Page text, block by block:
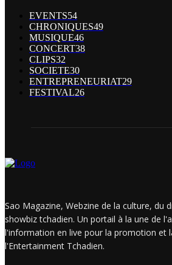
EVENTS54
CHRONIQUES49
MUSIQUE46
CONCERT38
CLIPS32
SOCIETE30
ENTREPRENEURIAT29
FESTIVAL26
Sao Magazine, Webzine de la culture, du
showbiz tchadien. Un portail à la une de
l'information en live pour la promotion et
l'Entertainment Tchadien.